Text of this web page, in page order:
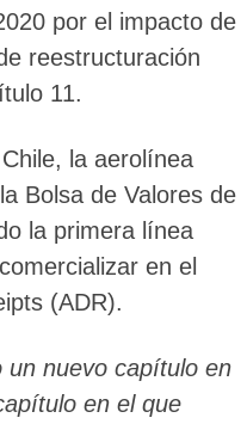
por el impacto de
reestructuración
11.
la aerolínea
Bolsa de Valores de
la primera línea
en el
(ADR).
un nuevo capítulo en
en el que